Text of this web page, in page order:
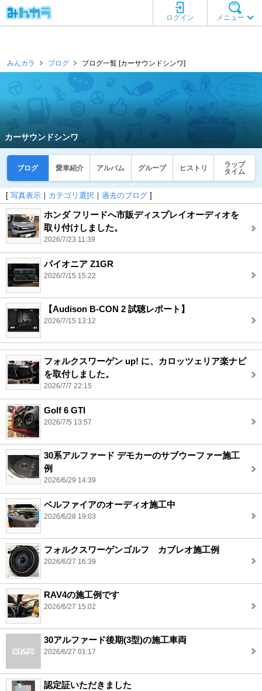
メニュー
ログイン
みんカラ ブログ ブログ一覧 [カーサウンドシンワ]
カーサウンドシンワ
ブログ 愛車紹介 アルバム グループ ヒストリ
ラップ
タイム
[ 写真表示 ｜ カテゴリ選択 ｜ 過去のブログ ]
ホンダ フリードへ市販ディスプレイオーディオを
取り付けしました。
2026/7/23 11:39
パイオニア Z1GR
2026/7/15 15:22
【Audison B-CON 2 試聴レポート】
2026/7/15 13:12
フォルクスワーゲン up! に、カロッツェリア楽ナビ
を取付しました。
2026/7/7 22:15
Golf 6 GTI
2026/7/5 13:57
30系アルファード デモカーのサブウーファー施工
例
2026/6/29 14:39
ベルファイアのオーディオ施工中
2026/6/28 19:03
フォルクスワーゲンゴルフ カブレオ施工例
2026/6/27 16:39
RAV4の施工例です
2026/6/27 15:02
30アルファード後期(3型)の施工車両
2026/6/27 01:17
認定証いただきました